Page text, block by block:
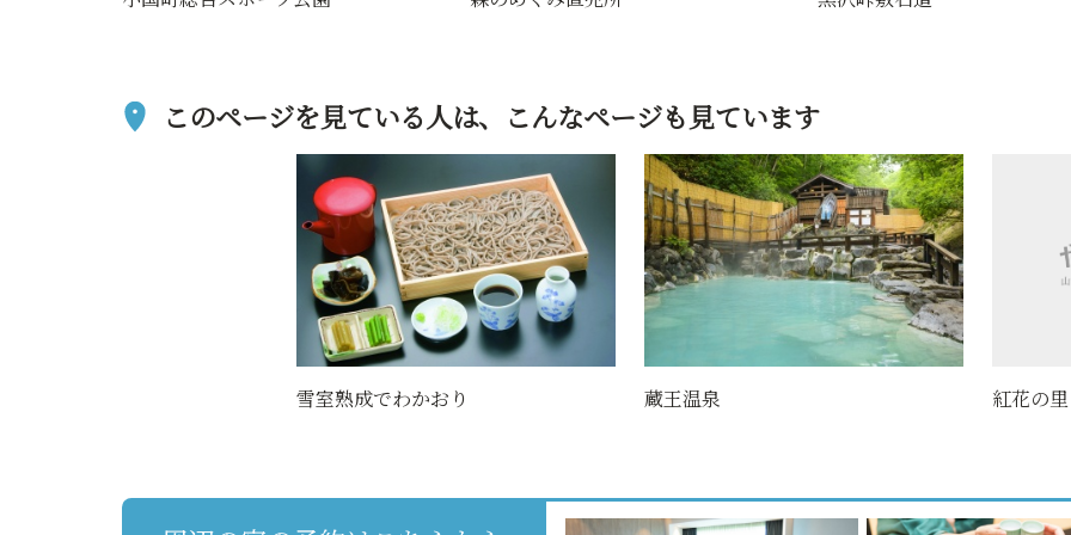
このページを見ている人は、 こんなページも見ています
雪室熟成でわかおり 蔵王温泉 紅花の